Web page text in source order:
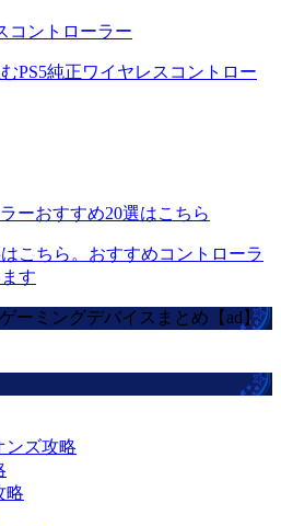
コントローラー
PS5純正ワイヤレスコントロー
ーおすすめ20選はこちら
こちら。おすすめコントローラ
す
ーミングデバイスまとめ【ad】
ンズ攻略
略